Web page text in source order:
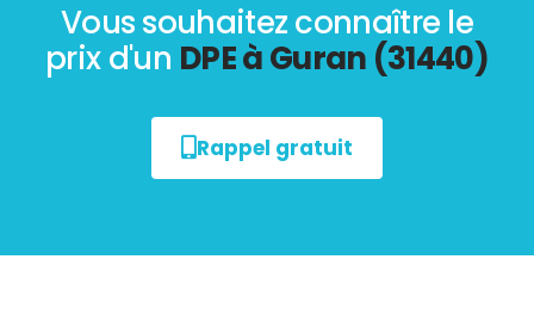
Vous souhaitez connaître le
prix d'un DPE à Guran (31440)
Rappel gratuit